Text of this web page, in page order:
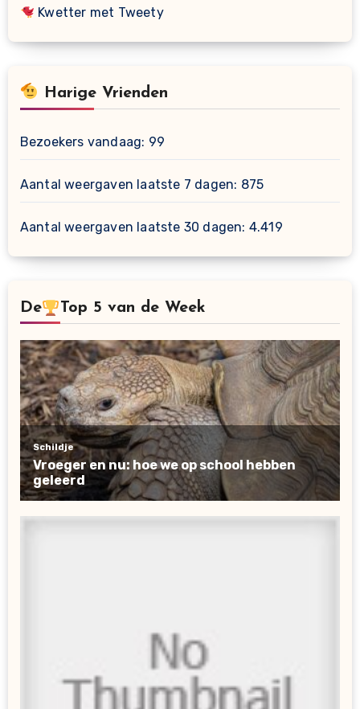
Kwetter met Tweety
Harige Vrienden
Bezoekers vandaag: 99
Aantal weergaven laatste 7 dagen: 875
Aantal weergaven laatste 30 dagen: 4.419
De Top 5 van de Week